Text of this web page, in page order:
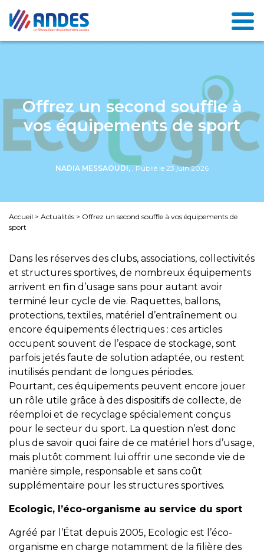
Offrez un second souffle à
vos équipements de sport
NADIA MESSAOUDI, , Publié le 23 juin 2026
Accueil > Actualités > Offrez un second souffle à vos équipements de
sport
Dans les réserves des clubs, associations, collectivités
et structures sportives, de nombreux équipements
arrivent en fin d’usage sans pour autant avoir
terminé leur cycle de vie. Raquettes, ballons,
protections, textiles, matériel d’entraînement ou
encore équipements électriques : ces articles
occupent souvent de l’espace de stockage, sont
parfois jetés faute de solution adaptée, ou restent
inutilisés pendant de longues périodes.
Pourtant, ces équipements peuvent encore jouer
un rôle utile grâce à des dispositifs de collecte, de
réemploi et de recyclage spécialement conçus
pour le secteur du sport. La question n’est donc
plus de savoir quoi faire de ce matériel hors d’usage,
mais plutôt comment lui offrir une seconde vie de
manière simple, responsable et sans coût
supplémentaire pour les structures sportives.
Ecologic, l’éco-organisme au service du sport
Agréé par l’État depuis 2005, Ecologic est l’éco-
organisme en charge notamment de la filière des